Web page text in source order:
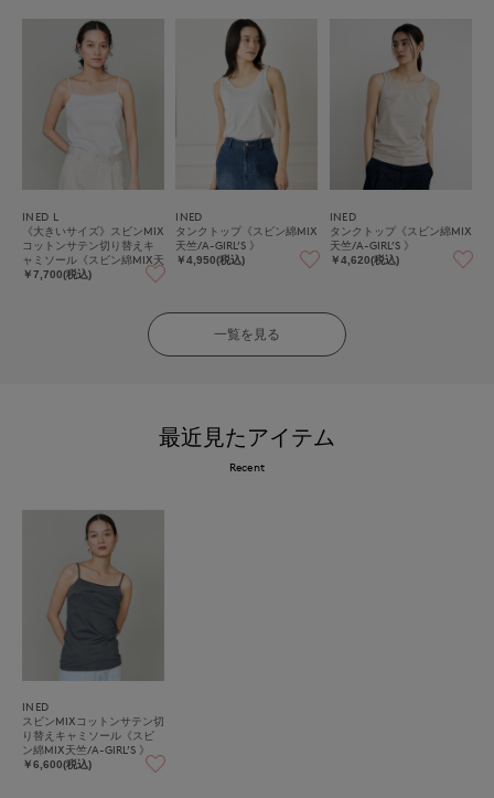
INED L
《大きいサイズ》スビンMIX
コットンサテン切り替えキ
ャミソール《スビン綿MIX天
竺/A-GIRL’S 》
￥7,700(税込)
INED
タンクトップ《スビン綿MIX
天竺/A-GIRL’S 》
￥4,950(税込)
INED
タンクトップ《スビン綿MIX
天竺/A-GIRL’S 》
￥4,620(税込)
一覧を見る
最近見たアイテム
Recent
INED
スビンMIXコットンサテン切
り替えキャミソール《スビ
ン綿MIX天竺/A-GIRL’S 》
￥6,600(税込)